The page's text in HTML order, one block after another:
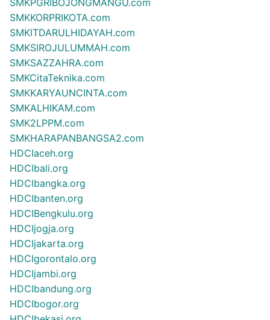
SMKKORPRIKOTA.com
SMKITDARULHIDAYAH.com
SMKSIROJULUMMAH.com
SMKSAZZAHRA.com
SMKCitaTeknika.com
SMKKARYAUNCINTA.com
SMKALHIKAM.com
SMK2LPPM.com
SMKHARAPANBANGSA2.com
HDCIaceh.org
HDCIbali.org
HDCIbangka.org
HDCIbanten.org
HDCIBengkulu.org
HDCIjogja.org
HDCIjakarta.org
HDCIgorontalo.org
HDCIjambi.org
HDCIbandung.org
HDCIbogor.org